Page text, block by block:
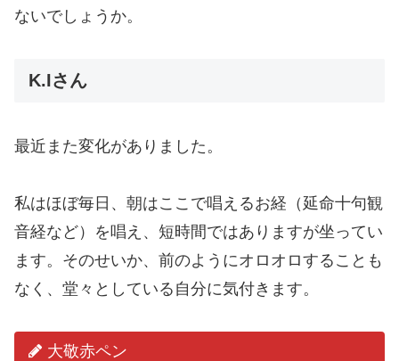
ないでしょうか。
K.Iさん
最近また変化がありました。
私はほぼ毎日、朝はここで唱えるお経（延命十句観
音経など）を唱え、短時間ではありますが坐ってい
ます。そのせいか、前のようにオロオロすることも
なく、堂々としている自分に気付きます。
大敬赤ペン